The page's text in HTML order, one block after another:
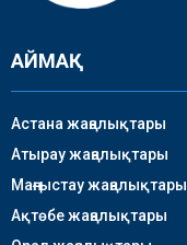
АЙМАҚ
Астана жаңалықтары
Атырау жаңалықтары
Маңғыстау жаңалықтары
Ақтөбе жаңалықтары